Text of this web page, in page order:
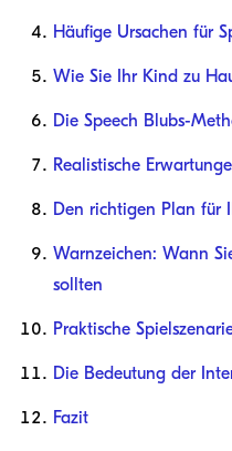
Häufige Ursachen für
Wie Sie Ihr Kind zu
Die Speech Blubs-
Realistische
Den richtigen Plan für
Warnzeichen: Wann
sollten
Praktische
Die Bedeutung der
Fazit